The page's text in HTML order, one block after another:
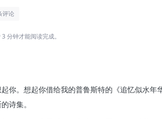
评论
分钟才能阅读完成。
你。想起你借给我的普鲁斯特的《追忆似水年
诗集。